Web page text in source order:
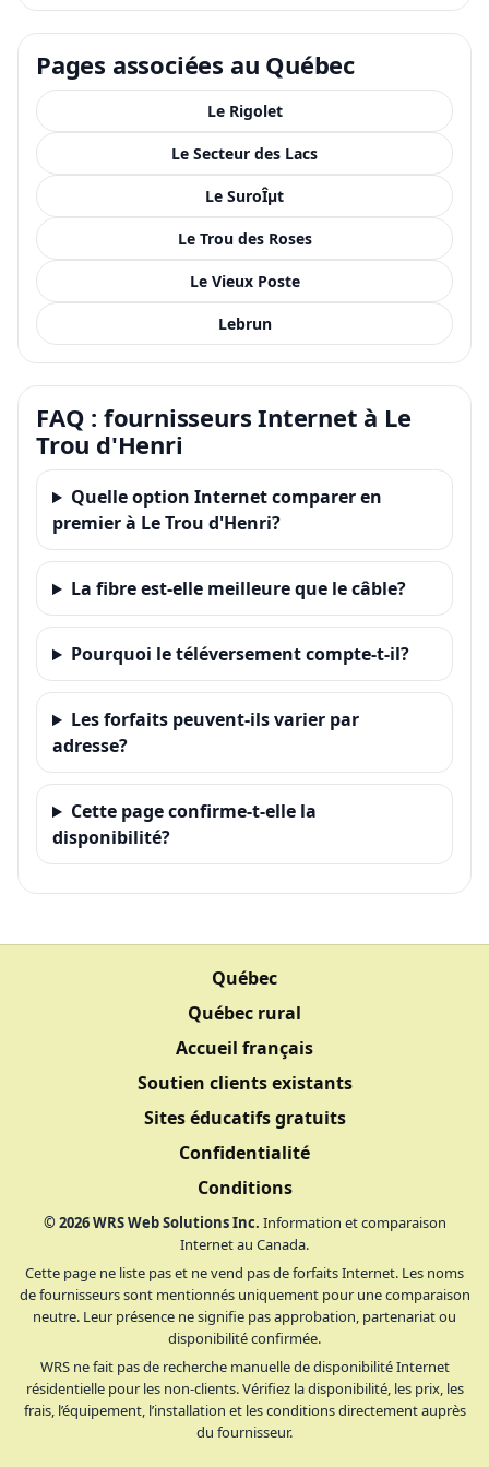
Pages associées au Québec
Le Rigolet
Le Secteur des Lacs
Le SuroÎµt
Le Trou des Roses
Le Vieux Poste
Lebrun
FAQ : fournisseurs Internet à Le
Trou d'Henri
Quelle option Internet comparer en
premier à Le Trou d'Henri?
La fibre est-elle meilleure que le câble?
Pourquoi le téléversement compte-t-il?
Les forfaits peuvent-ils varier par
adresse?
Cette page confirme-t-elle la
disponibilité?
Québec
Québec rural
Accueil français
Soutien clients existants
Sites éducatifs gratuits
Confidentialité
Conditions
©2026WRS Web Solutions Inc. Information et comparaison
Internet au Canada.
Cette page ne liste pas et ne vend pas de forfaits Internet. Les noms
de fournisseurs sont mentionnés uniquement pour une comparaison
neutre. Leur présence ne signifie pas approbation, partenariat ou
disponibilité confirmée.
WRS ne fait pas de recherche manuelle de disponibilité Internet
résidentielle pour les non-clients. Vérifiez la disponibilité, les prix, les
frais, l’équipement, l’installation et les conditions directement auprès
du fournisseur.